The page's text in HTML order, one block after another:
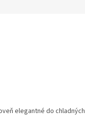
elegantné do chladných